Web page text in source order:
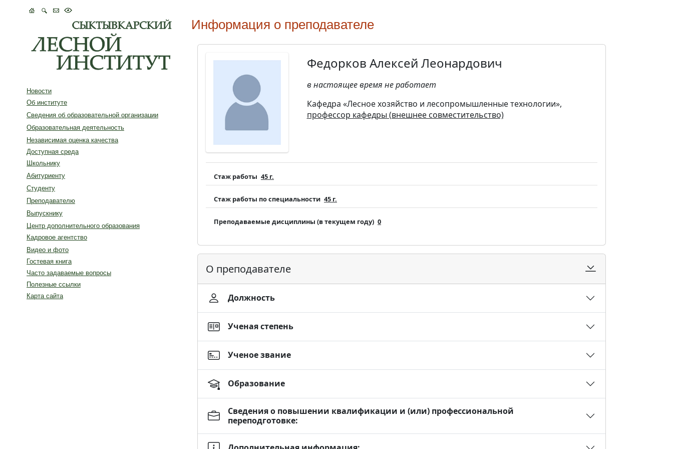
Новости
Об институте
Сведения об образовательной организации
Образовательная деятельность
Независимая оценка качества
Доступная среда
Школьнику
Абитуриенту
Студенту
Преподавателю
Выпускнику
Центр дополнительного образования
Кадровое агентство
Видео и фото
Гостевая книга
Часто задаваемые вопросы
Полезные ссылки
Карта сайта
Информация о преподавателе
Федорков Алексей Леонардович
в настоящее время не работает
Кафедра «Лесное хозяйство и лесопромышленные технологии»,
профессор кафедры (внешнее совместительство)
Стаж работы 45 г.
Стаж работы по специальности 45 г.
Преподаваемые дисциплины (в текущем году) 0
О преподавателе
Должность
Ученая степень
Ученое звание
Образование
Сведения о повышении квалификации и (или) профессиональной
переподготовке: